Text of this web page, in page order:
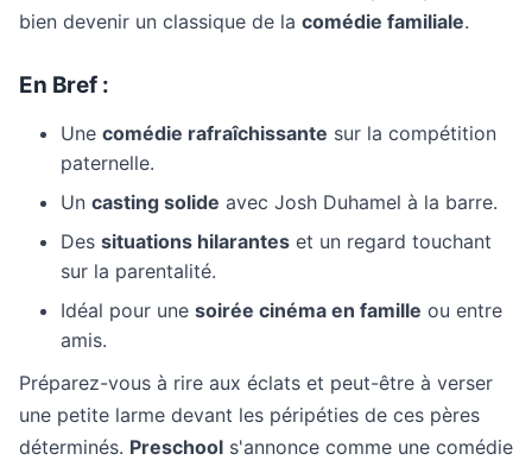
bien devenir un classique de la comédie familiale.
En Bref :
Une comédie rafraîchissante sur la compétition
paternelle.
Un casting solide avec Josh Duhamel à la barre.
Des situations hilarantes et un regard touchant
sur la parentalité.
Idéal pour une soirée cinéma en famille ou entre
amis.
Préparez-vous à rire aux éclats et peut-être à verser
une petite larme devant les péripéties de ces pères
déterminés. Preschool s'annonce comme une comédie